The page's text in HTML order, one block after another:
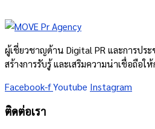
ผู้เชี่ยวชาญด้าน Digital PR และการปร
สร้างการรับรู้ และเสริมความน่าเชื่อถือใ
Facebook-fYoutube Instagram
ติดต่อเรา